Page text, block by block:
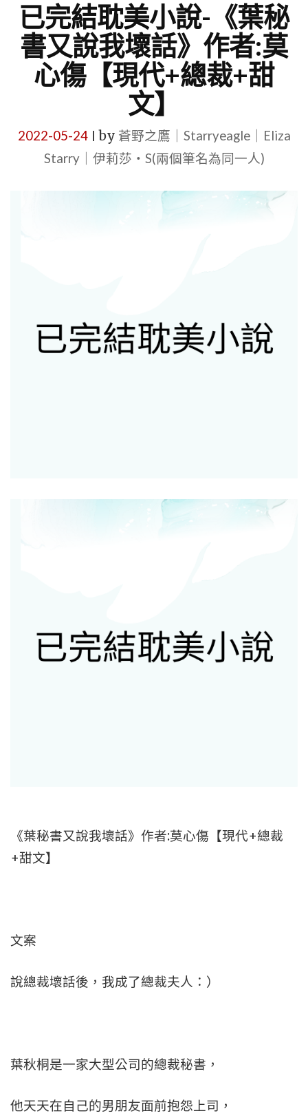
已完結耽美小說-《葉秘
書又說我壞話》作者:莫
心傷【現代+總裁+甜
文】
2022-05-24| by 蒼野之鷹｜Starryeagle｜Eliza
Starry｜伊莉莎・S(兩個筆名為同一人)
《葉秘書又說我壞話》作者:莫心傷【現代+總裁
+甜文】
文案
說總裁壞話後，我成了總裁夫人：）
葉秋桐是一家大型公司的總裁秘書，
他天天在自己的男朋友面前抱怨上司，